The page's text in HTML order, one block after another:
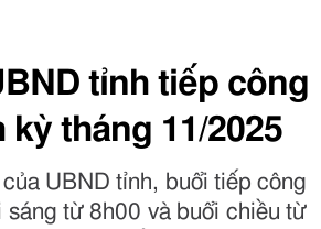
tỉnh tiếp công
kỳ tháng 11/2025
UBND tỉnh, buổi tiếp công
sáng từ 8h00 và buổi chiều từ